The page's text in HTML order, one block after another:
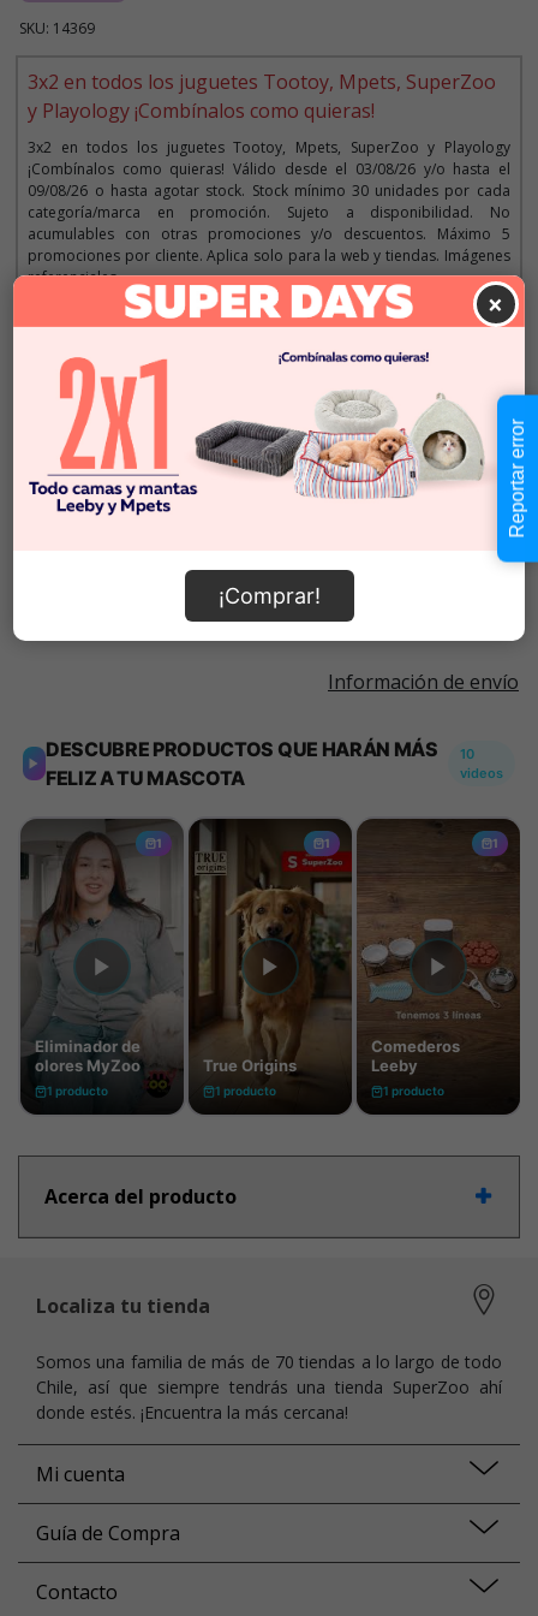
SKU: 14369
3x2 en todos los juguetes Tootoy, Mpets, SuperZoo
y Playology ¡Combínalos como quieras!
3x2 en todos los juguetes Tootoy, Mpets, SuperZoo y Playology
¡Combínalos como quieras! Válido desde el 03/08/26 y/o hasta el
09/08/26 o hasta agotar stock. Stock mínimo 30 unidades por cada
categoría/marca en promoción. Sujeto a disponibilidad. No
acumulables con otras promociones y/o descuentos. Máximo 5
promociones por cliente. Aplica solo para la web y tiendas. Imágenes
referenciales.
Descripción
Cantidad:
- +
$7.990
En Stock
Añadir al carrito
Información de envío
Acerca del producto
×
¡Comprar!
Localiza tu tienda
Somos una familia de más de 70 tiendas a lo largo de todo
Chile, así que siempre tendrás una tienda SuperZoo ahí
donde estés. ¡Encuentra la más cercana!
Mi cuenta
Guía de Compra
Contacto
Reportar error